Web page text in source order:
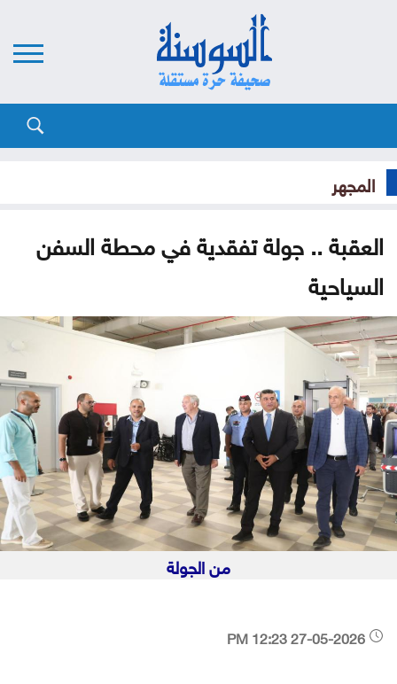
المجهر
العقبة .. جولة تفقدية في محطة السفن
السياحية
من الجولة